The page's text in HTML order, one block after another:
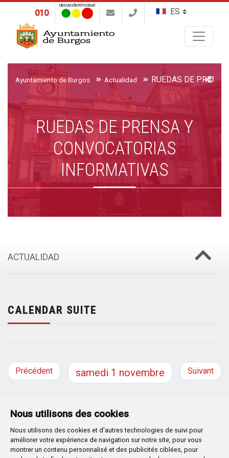
Nous utilisons des cookies
Nous utilisons des cookies et d'autres technologies de suivi pour
améliorer votre expérience de navigation sur notre site, pour vous
montrer un contenu personnalisé et des publicités ciblées, pour
010
UBICACIÓN FOTO ROJO
Ayuntamiento de Burgos Actualidad
RUEDAS DE PRENSA Y
CONVOCATORIAS
INFORMATIVAS
ACTUALIDAD
CALENDAR SUITE
Précédent samedi 1 novembre Suivant
Plaza Mayor 1- 09071BURGOS
947 288 800 CIF: P-0906100-C